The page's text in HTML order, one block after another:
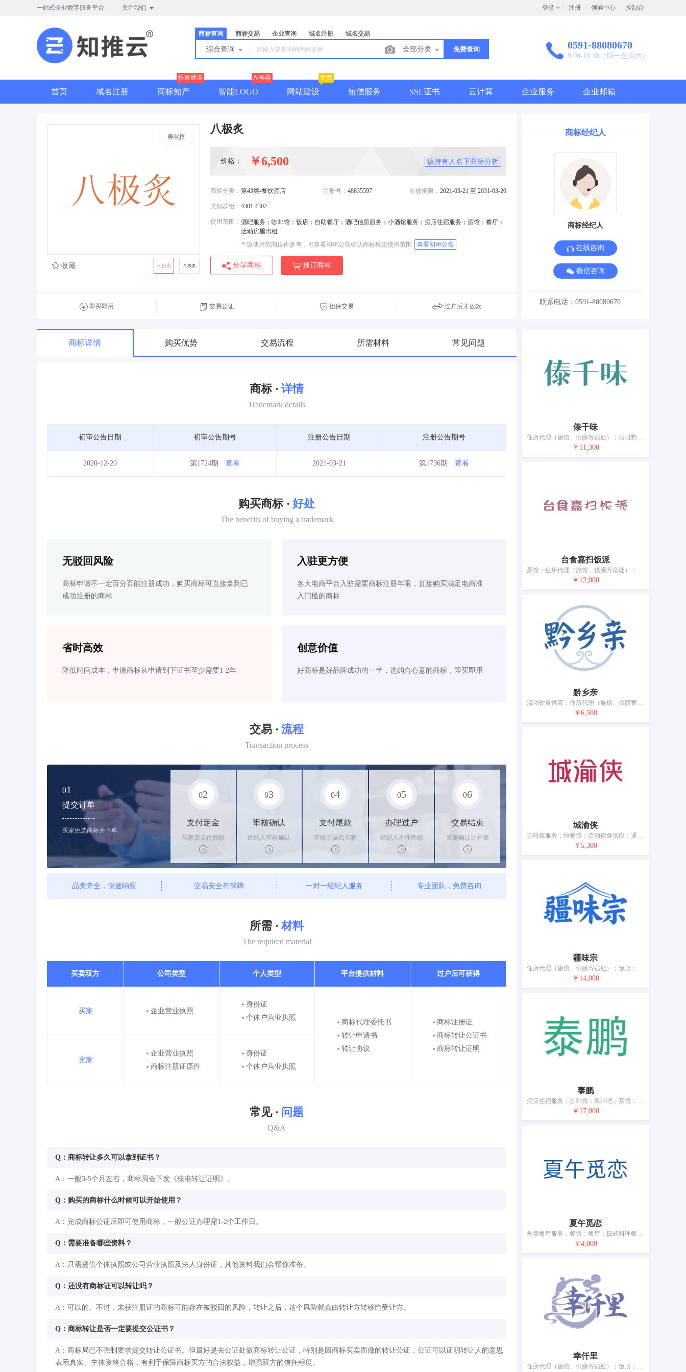
一站式企业数字服务平台 关注我们 登录 注册 领券中心 控制台
商标查询 商标交易 企业查询 域名注册 域名交易
综合查询 全部分类 免费查询 0591-88080670
9:00-18:30（周一至周六）
首页 域名注册 商标知产
快速通道
智能LOGO
Ai神器
网站建设
免费
短信服务 SSL证书 云计算 企业服务 企业邮箱
美化图
八极炙
价格： ￥6,500 该持有人名下商标分析
商标分类： 第43类-餐饮酒店 注册号： 48835597 有效期限： 2021-03-21 至 2031-03-20
类似群组： 4301 4302
使用范围： 酒吧服务；咖啡馆；饭店；自助餐厅；酒吧信息服务；小酒馆服务；酒店住宿服务；酒馆；餐厅；
活动房屋出租
* 该使用范围仅作参考，可查看初审公告确认商标核定使用范围 查看初审公告
分享商标 预订商标
收藏
即买即用 交易公证 担保交易 过户后才放款
商标详情 购买优势 交易流程 所需材料 常见问题
商标 · 详情
Trademark details
初审公告日期 初审公告期号 注册公告日期 注册公告期号
2020-12-20 第1724期 查看 2021-03-21 第1736期 查看
购买商标 · 好处
The benefits of buying a trademark
无驳回风险
商标申请不一定百分百能注册成功，购买商标可直接拿到已
成功注册的商标
入驻更方便
各大电商平台入驻需要商标注册年限，直接购买满足电商准
入门槛的商标
省时高效
降低时间成本，申请商标从申请到下证书至少需要1-2年
创意价值
好商标是好品牌成功的一半，选购合心意的商标，即买即用
交易 · 流程
Transaction process
01
提交订单
买家挑选商标并下单
02
支付定金
买家需支付商标
标价的10%的购
买订金
03
审核确认
经纪人审核确认
商标状态
04
支付尾款
审核无误后买家
支付尾款，卖家
办理相关手续
05
办理过户
经纪人办理商标
转让手续，交付
相关证书
06
交易结束
买家确认过户资
料后，平台解冻
资金支付卖家
品类齐全，快速响应 交易安全有保障 一对一经纪人服务 专业团队，免费咨询
所需 · 材料
The required material
买卖双方 公司类型 个人类型 平台提供材料 过户后可获得
买家 企业营业执照
身份证
个体户营业执照
商标代理委托书
转让申请书
转让协议
商标注册证
商标转让公证书
商标转让证明
卖家
企业营业执照
商标注册证原件
身份证
个体户营业执照
常见 · 问题
Q&A
Q：商标转让多久可以拿到证书？
A：一般3-5个月左右，商标局会下发《核准转让证明》。
Q：购买的商标什么时候可以开始使用？
A：完成商标公证后即可使用商标，一般公证办理需1-2个工作日。
Q：需要准备哪些资料？
A：只需提供个体执照或公司营业执照及法人身份证，其他资料我们会帮你准备。
Q：还没有商标证可以转让吗？
A：可以的。不过，未获注册证的商标可能存在被驳回的风险，转让之后，这个风险就会由转让方转移给受让方。
Q：商标转让是否一定要提交公证书？
A：商标局已不强制要求提交转让公证书。但最好是去公证处做商标转让公证，特别是因商标买卖而做的转让公证，公证可以证明转让人的意思
表示真实、主体资格合格，有利于保障商标买方的合法权益，增强双方的信任程度。
商标经纪人
商标经纪人
在线咨询
微信咨询
联系电话：0591-88080670
傣千味
住所代理（旅馆、供膳寄宿处）；假日野营住宿服务；咖啡馆；快餐馆；流动饮食供应；私人厨师服务；茶馆；酒吧服务；食物点评服务（提供有关食物和饮料的信息）；餐厅
￥11,300
台食嘉扫饭派
茶馆；住所代理（旅馆、供膳寄宿处）；备办宴席；快餐馆；流动饮食供应；咖啡馆；酒吧服务；预订临时住所；餐馆；饭店
￥12,000
黔乡亲
流动饮食供应；住所代理（旅馆、供膳寄宿处）；备办宴席；外卖餐厅服务；拉面馆；咖啡馆；茶馆；酒吧服务；餐厅；饭店
￥6,500
城渝侠
咖啡馆服务；快餐馆；流动饮食供应；通过互联网预订临时住宿处；酒店提供的餐饮供应服务；餐厅；餐馆信息服务；提供野营场地设施；动物寄养；出租椅子、桌子、桌布和玻璃器皿
￥5,300
疆味宗
住所代理（旅馆、供膳寄宿处）；饭店；咖啡馆；汽车旅馆；假日野营住宿服务；茶馆；酒吧服务；餐厅；提供野营场地设施；烹饪设备出租
￥14,000
泰鹏
酒店住宿服务；咖啡馆；果汁吧；茶馆；酒吧服务；日式料理餐厅；酒馆；餐厅；餐馆；饭店
￥17,000
夏午觅恋
外卖餐厅服务；餐馆；餐厅；日式料理餐厅；咖啡馆；提供野营场地设施；养老院；动物寄养；办公家具出租
￥4,000
幸仟里
住所代理（旅馆、供膳寄宿处）；饭店；咖啡馆；汽车旅馆；假日野营住宿服务；茶馆；酒吧服务；餐厅；提供野营场地设施；烹饪设备出租